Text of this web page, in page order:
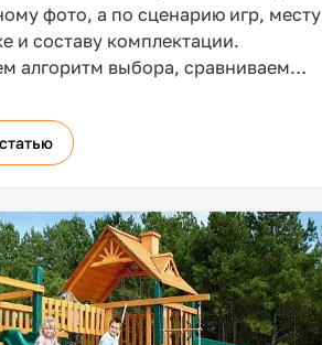
фото, а по сценарию игр, месту
и составу комплектации.
алгоритм выбора, сравниваем
что проверить по доставке и
заказа.